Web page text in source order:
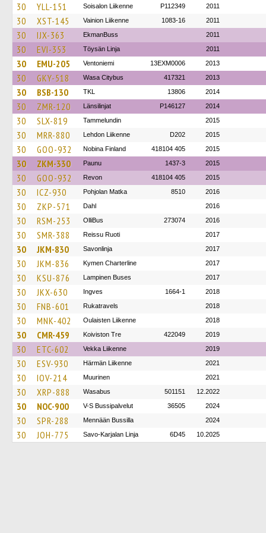
30 YLL-151 Soisalon Liikenne P112349 2011
30 XST-145 Vainion Liikenne 1083-16 2011
30 IJX-363 EkmanBuss 2011
30 EVI-353 Töysän Linja 2011
30 EMU-205 Ventoniemi 13EXM0006 2013
30 GKY-518 Wasa Citybus 417321 2013
30 BSB-130 TKL 13806 2014
30 ZMR-120 Länsilinjat P146127 2014
30 SLX-819 Tammelundin 2015
30 MRR-880 Lehdon Liikenne D202 2015
30 GOO-932 Nobina Finland 418104 405 2015
30 ZKM-330 Paunu 1437-3 2015
30 GOO-932 Revon 418104 405 2015
30 ICZ-930 Pohjolan Matka 8510 2016
30 ZKP-571 Dahl 2016
30 RSM-253 OlliBus 273074 2016
30 SMR-388 Reissu Ruoti 2017
30 JKM-830 Savonlinja 2017
30 JKM-836 Kymen Charterline 2017
30 KSU-876 Lampinen Buses 2017
30 JKX-630 Ingves 1664-1 2018
30 FNB-601 Rukatravels 2018
30 MNK-402 Oulaisten Liikenne 2018
30 CMR-459 Koiviston Tre 422049 2019
30 ETC-602 Vekka Liikenne 2019
30 ESV-930 Härmän Liikenne 2021
30 IOV-214 Muurinen 2021
30 XRP-888 Wasabus 501151 12.2022
30 NOC-900 V-S Bussipalvelut 36505 2024
30 SPR-288 Mennään Bussilla 2024
30 JOH-775 Savo-Karjalan Linja 6D45 10.2025